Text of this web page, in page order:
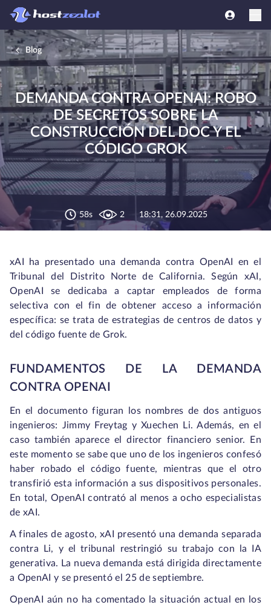
Blog
DEMANDA CONTRA OPENAI: ROBO
DE SECRETOS SOBRE LA
CONSTRUCCIÓN DEL DOC Y EL
CÓDIGO GROK
58s 2 18:31, 26.09.2025
xAI ha presentado una demanda contra OpenAI en el
Tribunal del Distrito Norte de California. Según xAI,
OpenAI se dedicaba a captar empleados de forma
selectiva con el fin de obtener acceso a información
específica: se trata de estrategias de centros de datos y
del código fuente de Grok.
FUNDAMENTOS DE LA DEMANDA
CONTRA OPENAI
En el documento figuran los nombres de dos antiguos
ingenieros: Jimmy Freytag y Xuechen Li. Además, en el
caso también aparece el director financiero senior. En
este momento se sabe que uno de los ingenieros confesó
haber robado el código fuente, mientras que el otro
transfirió esta información a sus dispositivos personales.
En total, OpenAI contrató al menos a ocho especialistas
de xAI.
A finales de agosto, xAI presentó una demanda separada
contra Li, y el tribunal restringió su trabajo con la IA
generativa. La nueva demanda está dirigida directamente
a OpenAI y se presentó el 25 de septiembre.
OpenAI aún no ha comentado la situación actual en los